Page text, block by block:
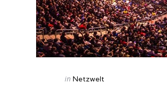
Categories
Posted
in Netzwelt